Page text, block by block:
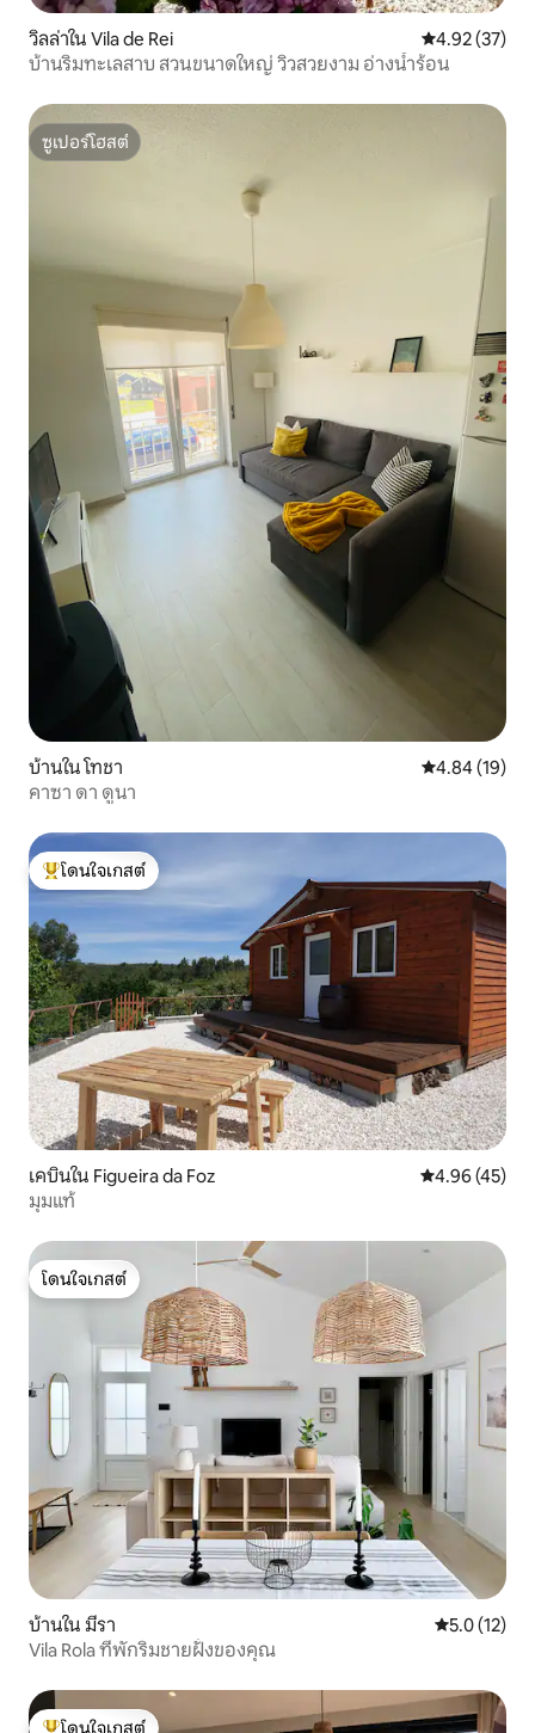
วิลล่าใน Vila de Rei คะแนนเฉลี่ย
4.92 (37)
บ้านริมทะเลสาบ สวนขนาดใหญ่ วิวสวยงาม อ่างน้ำร้อน
ซูเปอร์โฮสต์
ซูเปอร์โฮสต์
บ้านใน โทชา คะแนนเฉลี่ย
4.84 (19)
คาซา ดา ดูนา
โดนใจเกสต์ที่สุด
โดนใจเกสต์
เคบินใน Figueira da Foz คะแนนเฉลี่ย
4.96 (45)
มุมแท้
โดนใจเกสต์
โดนใจเกสต์
บ้านใน มีรา คะแนนเฉลี่ย
5.0 (12)
Vila Rola ที่พักริมชายฝั่งของคุณ